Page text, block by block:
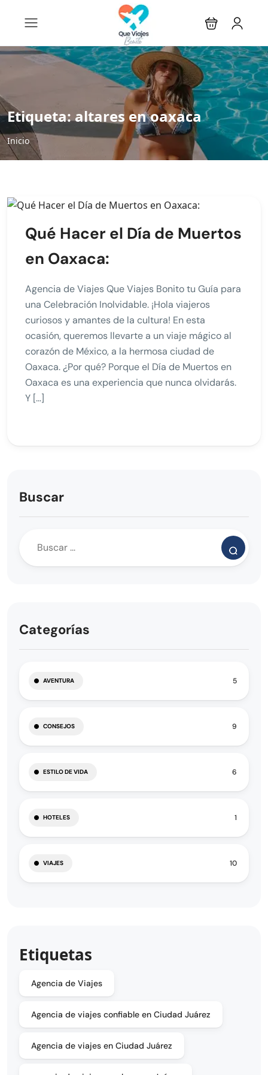
Etiqueta:altares en oaxaca
Inicio
Qué Hacer el Día de Muertos
en Oaxaca:
Agencia de Viajes Que Viajes Bonito tu Guía para
una Celebración Inolvidable. ¡Hola viajeros
curiosos y amantes de la cultura! En esta
ocasión, queremos llevarte a un viaje mágico al
corazón de México, a la hermosa ciudad de
Oaxaca. ¿Por qué? Porque el Día de Muertos en
Oaxaca es una experiencia que nunca olvidarás.
Y […]
Buscar
Categorías
AVENTURA 5
CONSEJOS 9
ESTILO DE VIDA 6
HOTELES 1
VIAJES 10
Etiquetas
Agencia de Viajes
Agencia de viajes confiable en Ciudad Juárez
Agencia de viajes en Ciudad Juárez